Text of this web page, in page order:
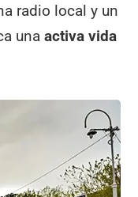
radio local y un
una activa vida